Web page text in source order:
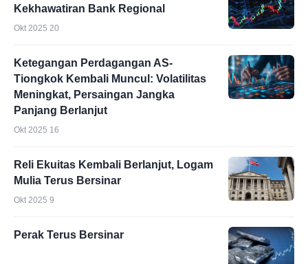
Kekhawatiran Bank Regional
Okt 2025 20
Ketegangan Perdagangan AS-
Tiongkok Kembali Muncul: Volatilitas
Meningkat, Persaingan Jangka
Panjang Berlanjut
Okt 2025 16
Reli Ekuitas Kembali Berlanjut, Logam
Mulia Terus Bersinar
Okt 2025 9
Perak Terus Bersinar